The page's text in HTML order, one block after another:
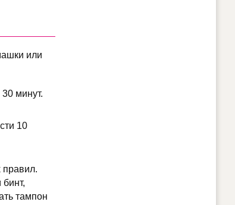
или
минут.
10
правил.
тампон